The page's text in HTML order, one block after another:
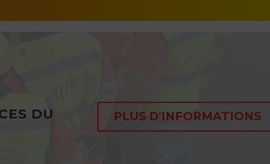
DU
PLUS D'INFORMATIONS